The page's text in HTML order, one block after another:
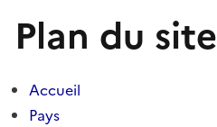
Plan du site
Accueil
Pays